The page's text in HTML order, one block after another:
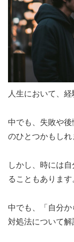
人生において、
中でも、失敗や
のひとつかもしれ
しかし、時には
ることもあります
中でも、「自分
対処法について解